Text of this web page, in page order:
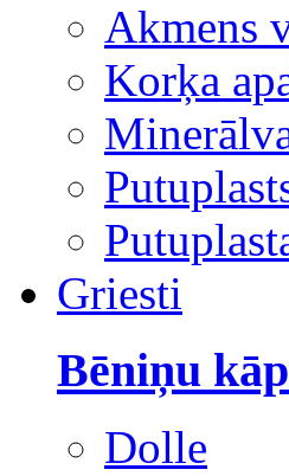
Akmens
Korķa
Griesti
Bēniņu
Dolle